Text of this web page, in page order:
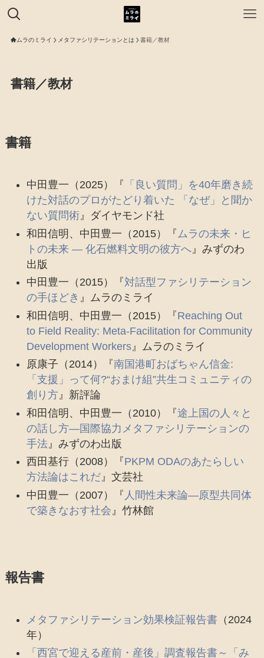
ムラのミライ メタファシリテーションとは 書籍／教材
書籍／教材
書籍
中田豊一（2025）『 「良い質問」を40年磨き続
けた対話のプロがたどり着いた 「なぜ」と聞か
ない質問術』ダイヤモンド社
和田信明、中田豊一（2015）『 ムラの未来・ヒ
トの未来 ― 化石燃料文明の彼方へ』みずのわ
出版
中田豊一（2015）『対話型ファシリテーション
の手ほどき 』ムラのミライ
和田信明、中田豊一（2015）『Reaching Out
to Field Reality: Meta-Facilitation for Community
Development Workers』ムラのミライ
原康子（2014）『南国港町おばちゃん信金:
「支援」って何?“おまけ組”共生コミュニティの
創り方』新評論
和田信明、中田豊一（2010）『途上国の人々と
の話し方―国際協力メタファシリテーションの
手法』みずのわ出版
西田基行（2008）『PKPM ODAのあたらしい
方法論はこれだ』文芸社
中田豊一（2007）『 人間性未来論―原型共同体
で築きなおす社会 』竹林館
報告書
メタファシリテーション効果検証報告書 （2024
年）
「西宮で迎える産前・産後」調査報告書～「み